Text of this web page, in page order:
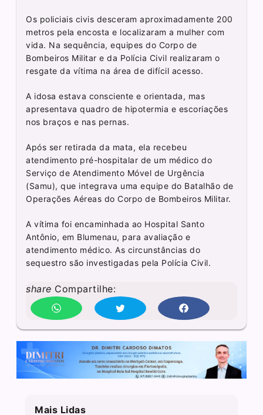
Os policiais civis desceram aproximadamente 200
metros pela encosta e localizaram a mulher com
vida. Na sequência, equipes do Corpo de
Bombeiros Militar e da Polícia Civil realizaram o
resgate da vítima na área de difícil acesso.
A idosa estava consciente e orientada, mas
apresentava quadro de hipotermia e escoriações
nos braços e nas pernas.
Após ser retirada da mata, ela recebeu
atendimento pré-hospitalar de um médico do
Serviço de Atendimento Móvel de Urgência
(Samu), que integrava uma equipe do Batalhão de
Operações Aéreas do Corpo de Bombeiros Militar.
A vítima foi encaminhada ao Hospital Santo
Antônio, em Blumenau, para avaliação e
atendimento médico. As circunstâncias do
sequestro são investigadas pela Polícia Civil.
share Compartilhe:
Mais Lidas